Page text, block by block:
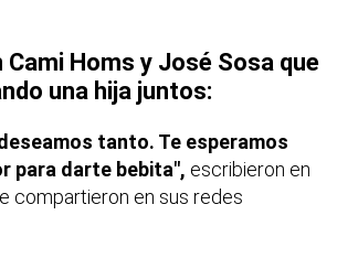
Homs y José Sosa que
una hija juntos:
tanto. Te esperamos
para darte bebita", escribieron en
compartieron en sus redes